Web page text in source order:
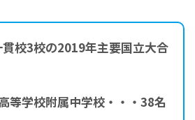
校3校の2019年主要国立大合
等学校附属中学校・・・38名